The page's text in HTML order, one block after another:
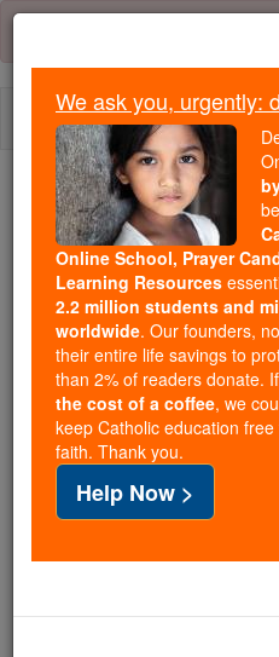
Skip
content
Because of
Students Are
Faith
Because of generous
Catholic Online School
free, faithful Catholic
million students across
of noise and algorithms,
souls with truth, prayer,
If everyone who reads
free for all. Be
We ask you, urgently:
Online School, Prayer
Learning Resources
2.2 million students and
worldwide. Our founders,
their entire life savings to
than 2% of readers donate.
the cost of a coffee, we
keep Catholic education
faith. Thank you.
Help Now >